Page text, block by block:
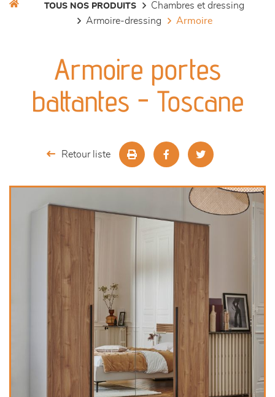
meubles de complément
décoration
TOUS NOS PRODUITS
chambres et dressing
armoire-dressing
armoire
Armoire portes
battantes - Toscane
Retour liste